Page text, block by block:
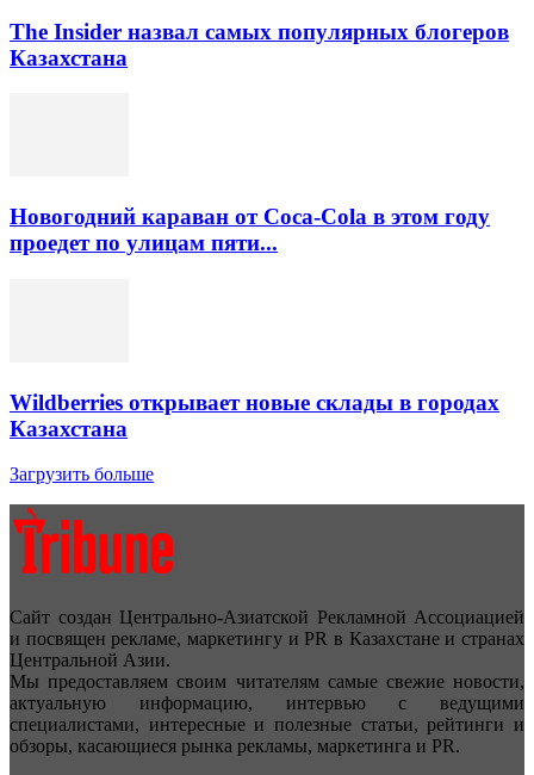
The Insider назвал самых популярных блогеров
Казахстана
Новогодний караван от Coca-Cola в этом году
проедет по улицам пяти...
Wildberries открывает новые склады в городах
Казахстана
Загрузить больше
Сайт создан Центрально-Азиатской Рекламной Ассоциацией
и посвящен рекламе, маркетингу и PR в Казахстане и странах
Центральной Азии.
Мы предоставляем своим читателям самые свежие новости,
актуальную информацию, интервью с ведущими
специалистами, интересные и полезные статьи, рейтинги и
обзоры, касающиеся рынка рекламы, маркетинга и PR.